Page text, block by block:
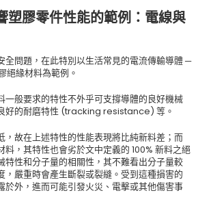
塑膠零件性能的範例：電線與
全問題，在此特別以生活常見的電流傳輸導體 ─
絕緣材料為範例。
一般要求的特性不外乎可支撐導體的良好機械
好的耐磨特性 (tracking resistance) 等。
，故在上述特性的性能表現將比純新料差；而
料，其特性也會劣於文中定義的 100% 新料之絕
特性和分子量的相關性，其不難看出分子量較
，嚴重時會產生斷裂或裂縫。受到這種損害的
於外，進而可能引發火災、電擊或其他傷害事